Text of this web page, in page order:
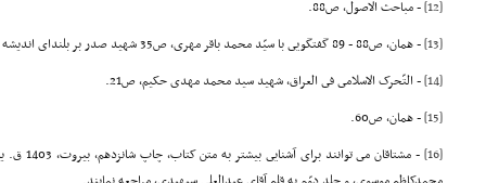
[12]
- مباحث الاصول، ص88.
[13]
- همان، ص88 - 89 گفتگویى با سیّد محمد باقر مهرى، ص35 شهید صدر بر بلنداى اندیشه و جهاد، ص53 - 58.
[14]
- التّحرک الاسلامى فى العراق، شهید سید محمد مهدى حکیم، ص21.
[15]
- همان، ص60.
[16]
- مشتاقان